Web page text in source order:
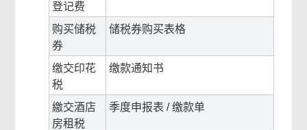
登记费
购买储税
券
储税券购买表格
缴交印花
税
缴款通知书
繳交酒店
房租税
季度申报表 / 缴款单